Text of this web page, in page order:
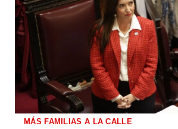
MÁS FAMILIAS A LA CALLE